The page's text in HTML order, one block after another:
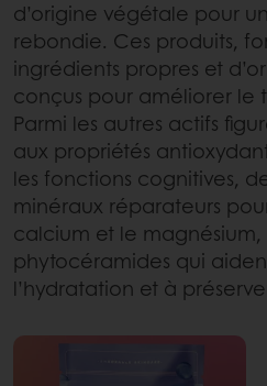
d’origine végétale pour
rebondie. Ces produits,
ingrédients propres et
conçus pour améliorer le
Parmi les autres actifs
aux propriétés
les fonctions cognitives,
minéraux réparateurs
calcium et le magnésium,
phytocéramides qui
l’hydratation et à